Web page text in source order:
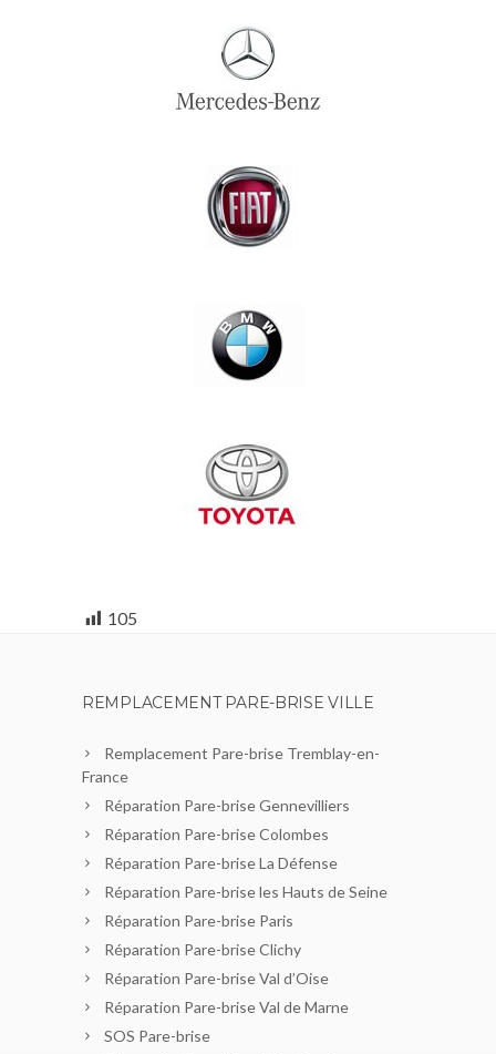
105
REMPLACEMENT PARE-BRISE VILLE
Remplacement Pare-brise Tremblay-en-
France
Réparation Pare-brise Gennevilliers
Réparation Pare-brise Colombes
Réparation Pare-brise La Défense
Réparation Pare-brise les Hauts de Seine
Réparation Pare-brise Paris
Réparation Pare-brise Clichy
Réparation Pare-brise Val d’Oise
Réparation Pare-brise Val de Marne
SOS Pare-brise